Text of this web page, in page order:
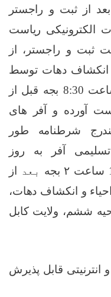
بعد از ثبت و راجستر
ریاست
ثبت و راجستر، از
انکشاف دهات توسط
از ساعت 8:30 بجه قبل از
ظهر بدست آورده و آفر های
شرطنامه طور
آفر به روز
۲ بجه بعد از
و انکشاف دهات،
ششم، ولایت کابل
قابل پذیرش